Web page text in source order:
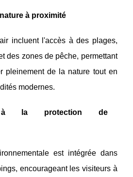
à proximité
incluent l'accès à des plages,
des zones de pêche, permettant
pleinement de la nature tout en
modernes.
à la protection de
est intégrée dans
encourageant les visiteurs à